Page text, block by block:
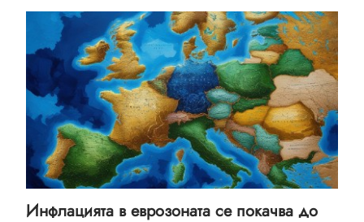
Инфлацията в еврозоната се покачва до